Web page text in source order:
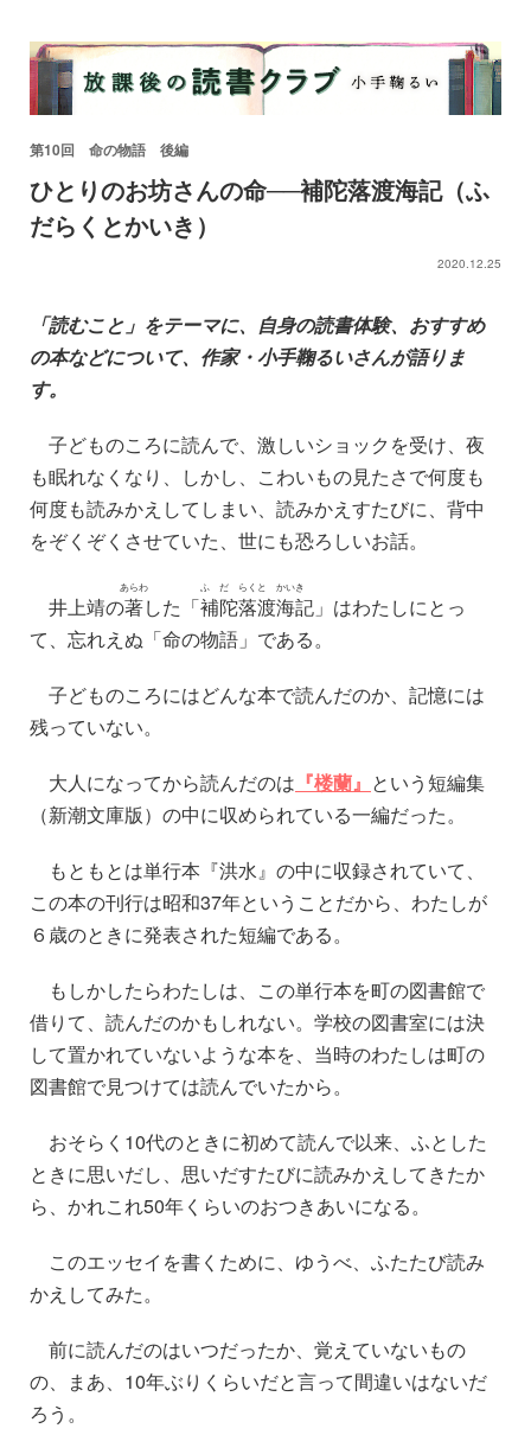
第10回 命の物語 後編
ひとりのお坊さんの命──補陀落渡海記（ふ
だらくとかいき）
2020.12.25
「読むこと」をテーマに、自身の読書体験、おすすめ
の本などについて、作家・小手鞠るいさんが語りま
す。
子どものころに読んで、激しいショックを受け、夜
も眠れなくなり、しかし、こわいもの見たさで何度も
何度も読みかえしてしまい、読みかえすたびに、背中
をぞくぞくさせていた、世にも恐ろしいお話。
井上靖の著
あらわ
した「補
ふ
陀
だ
落
らく
渡
と
海
かい
記
き
」はわたしにとっ
て、忘れえぬ「命の物語」である。
子どものころにはどんな本で読んだのか、記憶には
残っていない。
大人になってから読んだのは 『楼蘭』 という短編集
（新潮文庫版）の中に収められている一編だった。
もともとは単行本『洪水』の中に収録されていて、
この本の刊行は昭和37年ということだから、わたしが
６歳のときに発表された短編である。
もしかしたらわたしは、この単行本を町の図書館で
借りて、読んだのかもしれない。学校の図書室には決
して置かれていないような本を、当時のわたしは町の
図書館で見つけては読んでいたから。
おそらく10代のときに初めて読んで以来、ふとした
ときに思いだし、思いだすたびに読みかえしてきたか
ら、かれこれ50年くらいのおつきあいになる。
このエッセイを書くために、ゆうべ、ふたたび読み
かえしてみた。
前に読んだのはいつだったか、覚えていないもの
の、まあ、10年ぶりくらいだと言って間違いはないだ
ろう。